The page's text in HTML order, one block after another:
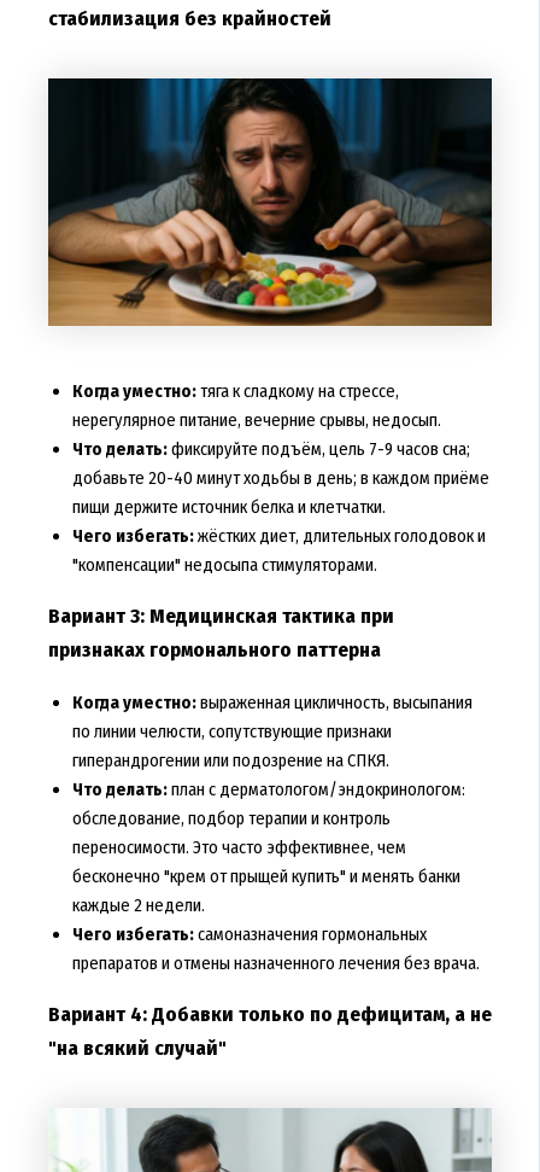
стабилизация без крайностей
Когда уместно:тяга к сладкому на стрессе,
нерегулярное питание, вечерние срывы, недосып.
Что делать:фиксируйте подъём, цель 7-9 часов сна;
добавьте 20-40 минут ходьбы в день; в каждом приёме
пищи держите источник белка и клетчатки.
Чего избегать:жёстких диет, длительных голодовок и
"компенсации" недосыпа стимуляторами.
Вариант 3: Медицинская тактика при
признаках гормонального паттерна
Когда уместно:выраженная цикличность, высыпания
по линии челюсти, сопутствующие признаки
гиперандрогении или подозрение на СПКЯ.
Что делать:план с дерматологом/эндокринологом:
обследование, подбор терапии и контроль
переносимости. Это часто эффективнее, чем
бесконечно "крем от прыщей купить" и менять банки
каждые 2 недели.
Чего избегать:самоназначения гормональных
препаратов и отмены назначенного лечения без врача.
Вариант 4: Добавки только по дефицитам, а не
"на всякий случай"